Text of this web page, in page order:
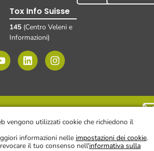
Tox Info Suisse
145 (Centro Veleni e
Informazioni)
Impronta
Protezione dei dati
Esclusione di responsabilità